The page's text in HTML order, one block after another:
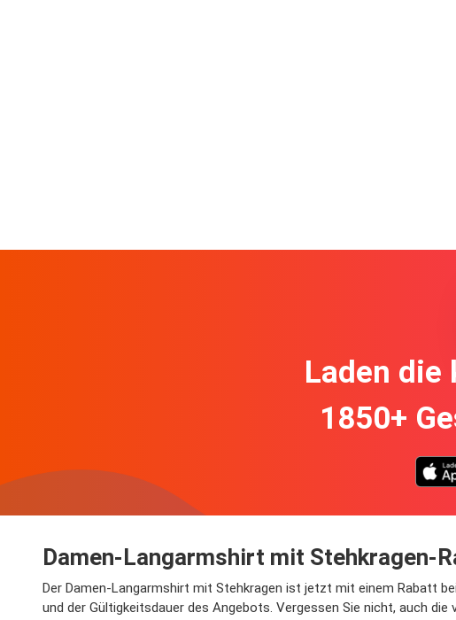
Laden die
1850+
Damen-Langarmshirt mit Stehkragen-
Der Damen-Langarmshirt mit Stehkragen ist jetzt mit einem Rabatt
und der Gültigkeitsdauer des Angebots. Vergessen Sie nicht, auch